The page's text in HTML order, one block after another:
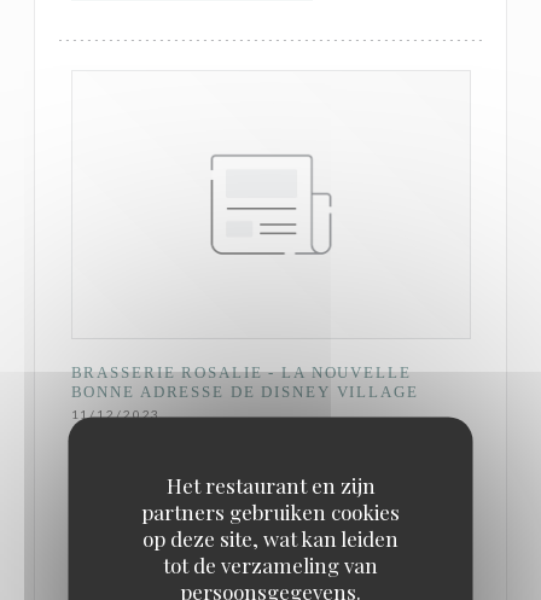
Het restaurant en zijn
partners gebruiken cookies
op deze site, wat kan leiden
tot de verzameling van
persoonsgegevens.
BRASSERIE ROSALIE - LA NOUVELLE
BONNE ADRESSE DE DISNEY VILLAGE
11/12/2023
C’est donc dans ce contexte d’inconsistance (pour
ne pas dire incompétence) généralisée dans la
gestion de la restauration que la Brasserie Rosalie a
ouvert ses portes à Disneyland Paris avec la